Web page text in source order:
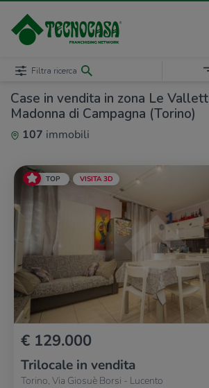
Case in vendita in zona Le
Madonna di Campagna (Torino)
107 immobili
Filtra ricerca
TOP VISITA 3D
€ 129.000
Trilocale in vendita
Torino, Via Giosuè Borsi - Lucento